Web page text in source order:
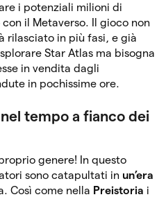
i potenziali milioni di
il Metaverso. Il gioco non
rilasciato in più fasi, e già
Star Atlas ma bisogna
in vendita dagli
in pochissime ore.
tempo a fianco dei
genere! In questo
sono catapultati in un’era
Così come nella Preistoria i